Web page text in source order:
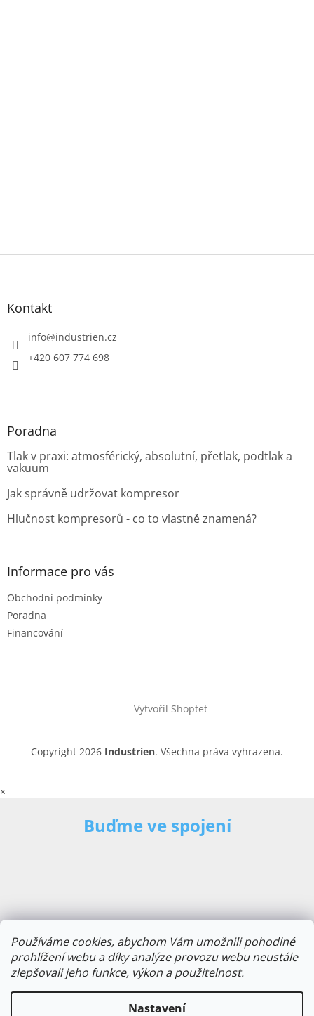
Používáme cookies, abychom Vám umožnili pohodlné
prohlížení webu a díky analýze provozu webu neustále
zlepšovali jeho funkce, výkon a použitelnost.
Nastavení
Z
Kontakt
info@industrien.cz
+420 607 774 698
Poradna
Tlak v praxi: atmosférický, absolutní, přetlak, podtlak a
vakuum
Jak správně udržovat kompresor
Hlučnost kompresorů - co to vlastně znamená?
Informace pro vás
Obchodní podmínky
Poradna
Financování
Vytvořil Shoptet
Copyright 2026 Industrien. Všechna práva vyhrazena.
×
Buďme ve spojení
E-mailová adresa